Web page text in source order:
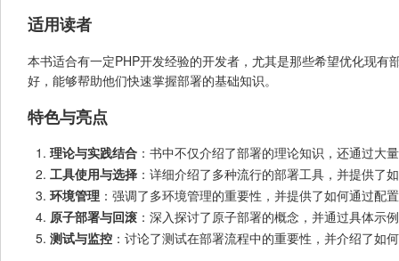
适用读者
本书适合有一定PHP开发经验的开发者，尤其是那些希望优化现
好，能够帮助他们快速掌握部署的基础知识。
特色与亮点
理论与实践结合 ：书中不仅介绍了部署的理论知识，还通过大
工具使用与选择 ：详细介绍了多种流行的部署工具，并提供了
环境管理 ：强调了多环境管理的重要性，并提供了如何通过配
原子部署与回滚 ：深入探讨了原子部署的概念，并通过具体示
测试与监控 ：讨论了测试在部署流程中的重要性，并介绍了如